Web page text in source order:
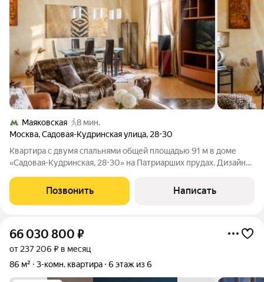
Маяковская
8 мин.
Москва,Садовая-Кудринская улица, 28-30
Квартира с двумя спальнями общей площадью 91 м в доме
«Садовая-Кудринская, 28-30» на Патриарших прудах. Дизайн
гостиная, две спальни, ванная комната с окном, санузел с
душем, холл. Квартира
Позвонить Написать
66 030 800 ₽
от 237 206 ₽ в месяц
86 м²
3-комн. квартира 6 этаж из 6